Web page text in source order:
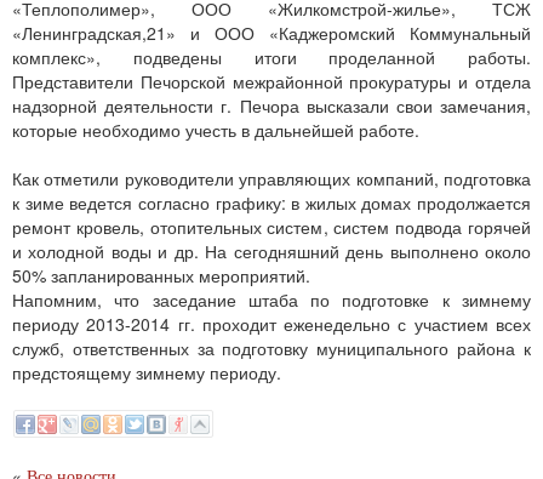
«Теплополимер», ООО «Жилкомстрой-жилье», ТСЖ
«Ленинградская,21» и ООО «Каджеромский Коммунальный
комплекс», подведены итоги проделанной работы.
Представители Печорской межрайонной прокуратуры и отдела
надзорной деятельности г. Печора высказали свои замечания,
которые необходимо учесть в дальнейшей работе.
Как отметили руководители управляющих компаний, подготовка
к зиме ведется согласно графику: в жилых домах продолжается
ремонт кровель, отопительных систем, систем подвода горячей
и холодной воды и др. На сегодняшний день выполнено около
50% запланированных мероприятий.
Напомним, что заседание штаба по подготовке к зимнему
периоду 2013-2014 гг. проходит еженедельно с участием всех
служб, ответственных за подготовку муниципального района к
предстоящему зимнему периоду.